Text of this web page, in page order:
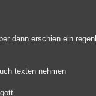
dann erschien ein
texten nehmen